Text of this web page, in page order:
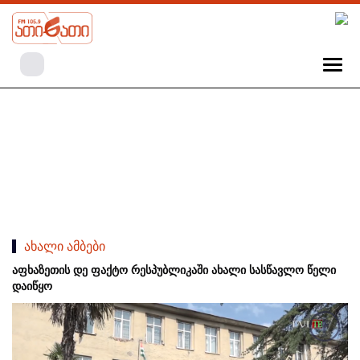
ახალი ამბები
აფხაზეთის დე ფაქტო რესპუბლიკაში ახალი სასწავლო წელი
დაიწყო